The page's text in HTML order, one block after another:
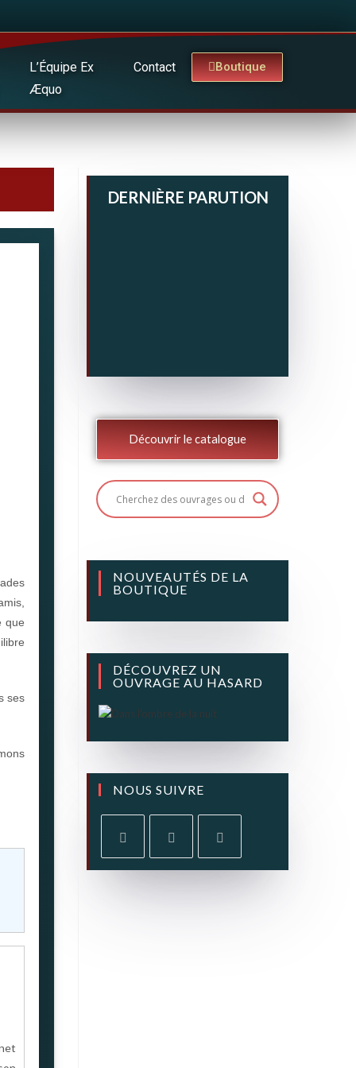
L’Équipe Ex
Æquo
Contact Boutique
que
ses
DERNIÈRE PARUTION
Découvrir le catalogue
NOUVEAUTÉS DE LA
BOUTIQUE
DÉCOUVREZ UN
OUVRAGE AU HASARD
NOUS SUIVRE